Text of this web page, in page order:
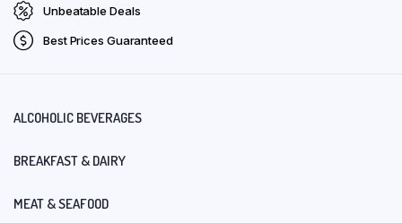
Unbeatable Deals
Best Prices Guaranteed
ALCOHOLIC BEVERAGES
BREAKFAST & DAIRY
MEAT & SEAFOOD